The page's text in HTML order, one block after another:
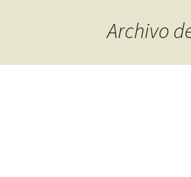
Archivo